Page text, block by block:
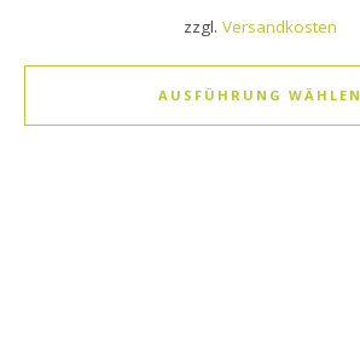
zzgl.Versandkosten
AUSFÜHRUNG WÄHLEN